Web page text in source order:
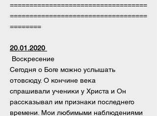
===================================
===================================
========
20.01.2020
Воскресение
Сегодня о Боге можно услышать
отовсюду. О кончине века
спрашивали ученики у Христа и Он
рассказывал им признаки последнего
времени. Мои любимыми наблюдениями